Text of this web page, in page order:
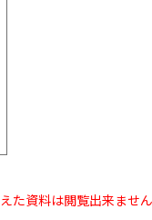
た資料は閲覧出来ません